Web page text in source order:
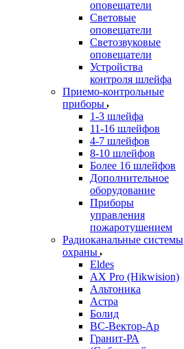
оповещатели
Световые
оповещатели
Светозвуковые
оповещатели
Устройства
контроля шлейфа
Приемо-контрольные
приборы
1-3 шлейфа
11-16 шлейфов
4-7 шлейфов
8-10 шлейфов
Более 16 шлейфов
Дополнительное
оборудование
Приборы
управления
пожаротушением
Радиоканальные системы
охраны
Eldes
AX Pro (Hikwision)
Альтоника
Астра
Болид
ВС-Вектор-Ар
Гранит-РА